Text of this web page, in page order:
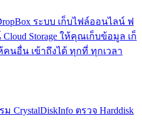
ระบบ เก็บไฟล์ออนไลน์ ฟ
Storage ให้คุณเก็บข้อมูล เก็
นอื่น เข้าถึงได้ ทุกที่ ทุกเวลา
CrystalDiskInfo ตรวจ Harddisk